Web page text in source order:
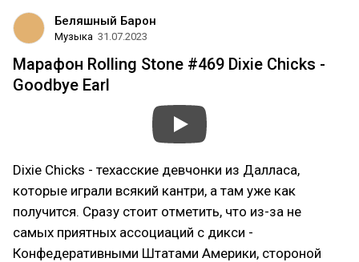
Беляшный Барон
Музыка 31.07.2023
Марафон Rolling Stone #469 Dixie Chicks -
Goodbye Earl
Dixie Chicks - техасские девчонки из Далласа,
которые играли всякий кантри, а там уже как
получится. Сразу стоит отметить, что из-за не
самых приятных ассоциаций с дикси -
Конфедеративными Штатами Америки, стороной